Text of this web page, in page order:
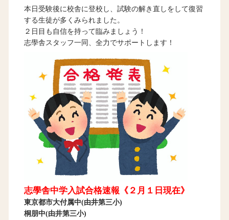
本日受験後に校舎に登校し、試験の解き直しをして復習
する生徒が多くみられました。
２日目も自信を持って臨みましょう！
志學舎スタッフ一同、全力でサポートします！
志學舎中学入試合格速報《２月１日現在》
東京都市大付属中(由井第三小)
桐朋中(由井第三小)